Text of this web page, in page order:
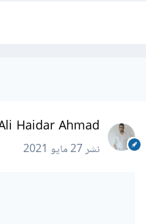
Ali Haidar Ahmad
نشر27 مايو 2021